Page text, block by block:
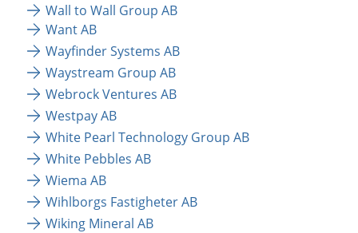
Wall to Wall Group AB
Want AB
Wayfinder Systems AB
Waystream Group AB
Webrock Ventures AB
Westpay AB
White Pearl Technology Group AB
White Pebbles AB
Wiema AB
Wihlborgs Fastigheter AB
Wiking Mineral AB